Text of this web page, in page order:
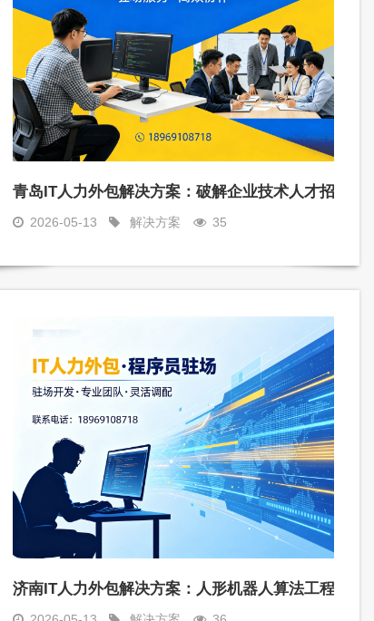
青岛IT人力外包解决方案：破解企业技术人才招聘难
2026-05-13 解决方案 35
济南IT人力外包解决方案：人形机器人算法工程师